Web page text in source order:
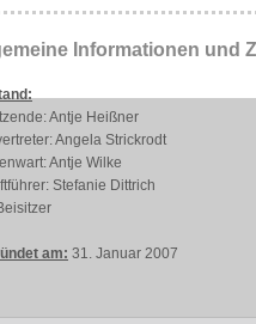
Informationen und
Antje Heißner
Angela Strickrodt
Antje Wilke
Stefanie Dittrich
am: 31. Januar 2007